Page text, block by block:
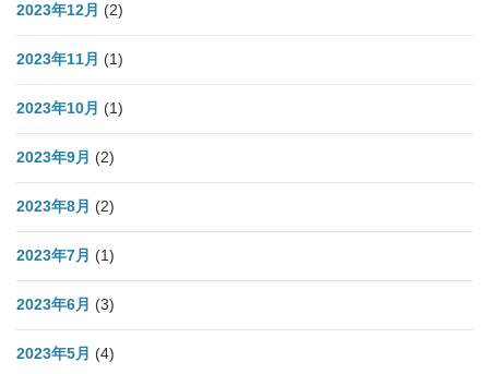
2023年12月 (2)
2023年11月 (1)
2023年10月 (1)
2023年9月 (2)
2023年8月 (2)
2023年7月 (1)
2023年6月 (3)
2023年5月 (4)